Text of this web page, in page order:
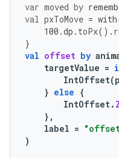
var moved by
val pxToMove = with
100.dp . toPx().
}
val offset by
targetValue =
IntOffset(
} else {
IntOffset.
},
label =
)